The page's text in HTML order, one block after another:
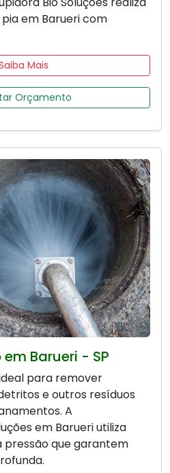
em Barueri com
Mais
Orçamento
Barueri - SP
para remover
e outros resíduos
A
em Barueri utiliza
que garantem